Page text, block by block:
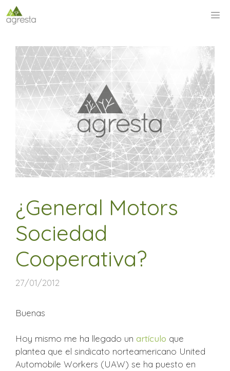
Saltar
al
¿General Motors
Sociedad
Cooperativa?
27/01/2012
Buenas
Hoy mismo me ha llegado un artículo que
plantea que el sindicato norteamericano United
Automobile Workers (UAW) se ha puesto en